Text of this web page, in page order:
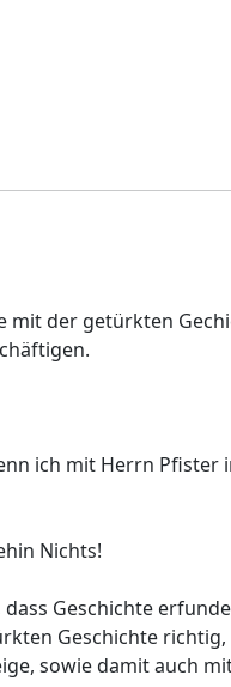
mit der getürkten
ich mit Herrn Pfister
Nichts!
Geschichte
Geschichte richtig,
sowie damit auch